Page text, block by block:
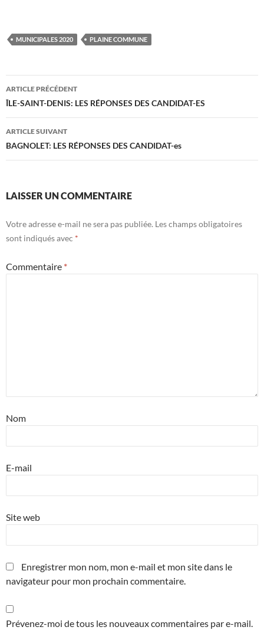
MUNICIPALES 2020 PLAINE COMMUNE
Navigation
des
articles
ARTICLE PRÉCÉDENT
ÎLE-SAINT-DENIS: LES RÉPONSES DES CANDIDAT-ES
ARTICLE SUIVANT
BAGNOLET: LES RÉPONSES DES CANDIDAT-es
LAISSER UN COMMENTAIRE
Votre adresse e-mail ne sera pas publiée. Les champs obligatoires
sont indiqués avec *
Commentaire *
Nom
E-mail
Site web
Enregistrer mon nom, mon e-mail et mon site dans le
navigateur pour mon prochain commentaire.
Prévenez-moi de tous les nouveaux commentaires par e-mail.